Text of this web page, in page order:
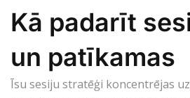
Kā padarīt
un patīkamas
Īsu sesiju stratēģi koncentrējas